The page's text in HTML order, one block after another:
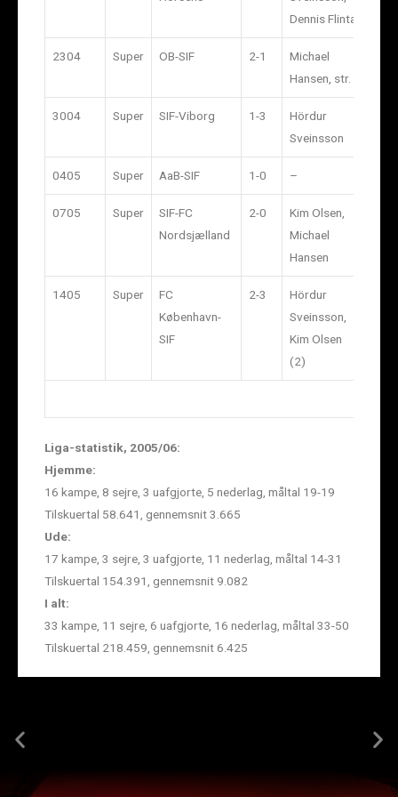
Dennis Flinta
2304 Super OB-SIF 2-1
Michael
Hansen, str.
3004 Super SIF-Viborg 1-3
Hördur
Sveinsson
0405 Super AaB-SIF 1-0 –
0705 Super
SIF-FC
Nordsjælland
2-0
Kim Olsen,
Michael
Hansen
1405 Super
FC
København-
SIF
2-3
Hördur
Sveinsson,
Kim Olsen
(2)
Liga-statistik, 2005/06:
Hjemme:
16 kampe, 8 sejre, 3 uafgjorte, 5 nederlag, måltal 19-19
Tilskuertal 58.641, gennemsnit 3.665
Ude:
17 kampe, 3 sejre, 3 uafgjorte, 11 nederlag, måltal 14-31
Tilskuertal 154.391, gennemsnit 9.082
I alt:
33 kampe, 11 sejre, 6 uafgjorte, 16 nederlag, måltal 33-50
Tilskuertal 218.459, gennemsnit 6.425